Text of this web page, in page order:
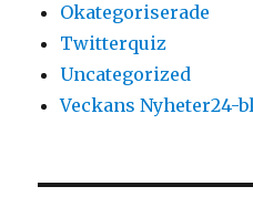
Okategoriserade
Twitterquiz
Uncategorized
Veckans Nyheter24-